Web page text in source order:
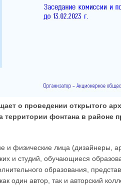
о проведении открытого
фонтана в районе
и физические лица (дизайнеры,
и студий, обучающиеся
образования,
один автор, так и авторский